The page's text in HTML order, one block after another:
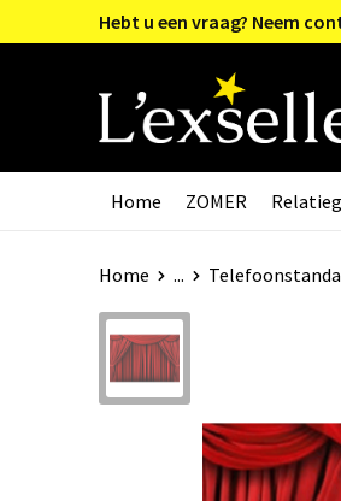
Hebt u een vraag? Neem
Home ZOMER
Home ...